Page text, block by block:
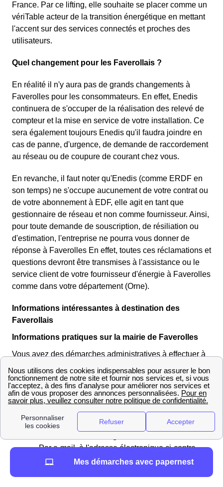
France. Par ce lifting, elle souhaite se placer comme un
vériTable acteur de la transition énergétique en mettant
l'accent sur des services connectés et proches des
utilisateurs.
Quel changement pour les Faverollais ?
En réalité il n'y aura pas de grands changements à
Faverolles pour les consommateurs. En effet, Enedis
continuera de s'occuper de la réalisation des relevé de
compteur et la mise en service de votre installation. Ce
sera également toujours Enedis qu'il faudra joindre en
cas de panne, d'urgence, de demande de raccordement
au réseau ou de coupure de courant chez vous.
En revanche, il faut noter qu'Enedis (comme ERDF en
son temps) ne s'occupe aucunement de votre contrat ou
de votre abonnement à EDF, elle agit en tant que
gestionnaire de réseau et non comme fournisseur. Ainsi,
pour toute demande de souscription, de résiliation ou
d'estimation, l'entreprise ne pourra vous donner de
réponse à Faverolles En effet, toutes ces réclamations et
questions devront être transmises à l'assistance ou le
service client de votre fournisseur d'énergie à Faverolles
comme dans votre département (Orne).
Informations intéressantes à destination des
Faverollais
Informations pratiques sur la mairie de Faverolles
Vous avez des démarches administratives à effectuer à
la mairie de Faverolles ? Plusieurs moyens de contact
vous permettent de joindre le maire actuel, Annette
MARTIN, et le reste de son équipe Faverollaise :
Par téléphone, au02 33 30 04 76
Sur place, à l'adresse suivante :
Mairie de
Par e-mail, à l'adresse électronique ci-contre
mairiefaverolles61@wanadoo.fr
Mes démarches avec papernest